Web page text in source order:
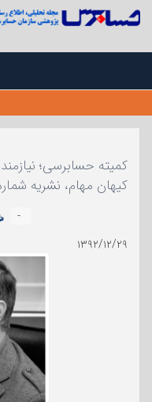
کمیته حسابرسی؛
کیهان مهام، نشریه شماره
-
۱۳۹۲/۱۲/۲۹